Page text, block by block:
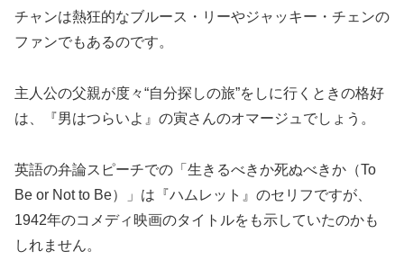
チャンは熱狂的なブルース・リーやジャッキー・チェンの
ファンでもあるのです。
主人公の父親が度々“自分探しの旅”をしに行くときの格好
は、『男はつらいよ』の寅さんのオマージュでしょう。
英語の弁論スピーチでの「生きるべきか死ぬべきか（To
Be or Not to Be）」は『ハムレット』のセリフですが、
1942年のコメディ映画のタイトルをも示していたのかも
しれません。